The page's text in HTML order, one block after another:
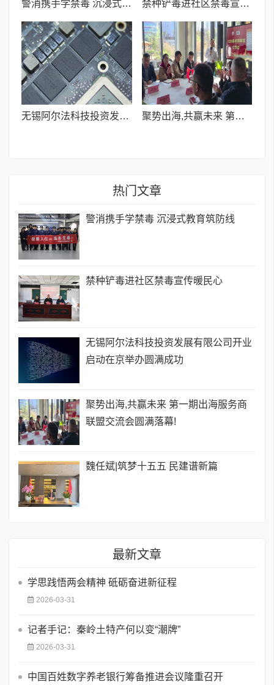
警消携手学禁毒 沉浸式教育筑防线 禁种铲毒进社区禁毒宣传暖民心
无锡阿尔法科技投资发展有限公司开业启动在京举办圆满成功 聚势出海,共赢未来 第一期出海服务商联盟交流会圆满落幕!
热门文章
警消携手学禁毒 沉浸式教育筑防线
禁种铲毒进社区禁毒宣传暖民心
无锡阿尔法科技投资发展有限公司开业
启动在京举办圆满成功
聚势出海,共赢未来 第一期出海服务商
联盟交流会圆满落幕!
​魏任斌|筑梦十五五 民建谱新篇
最新文章
学思践悟两会精神 砥砺奋进新征程
2026-03-31
记者手记：秦岭土特产何以变“潮牌”
2026-03-31
​中国百姓数字养老银行筹备推进会议隆重召开